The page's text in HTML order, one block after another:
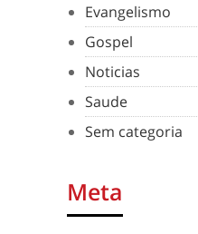
Evangelismo
Gospel
Noticias
Saude
Sem categoria
Meta